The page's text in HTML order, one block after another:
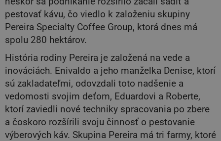
pestovať kávu, čo viedlo k založeniu skupiny
Pereira Specialty Coffee Group, ktorá dnes má
spolu 280 hektárov.
História rodiny Pereira je založená na vede a
inováciách. Enivaldo a jeho manželka Denise, ktorí
sú zakladateľmi, odovzdali toto nadšenie a
vedomosti svojim deťom, Eduardovi a Roberte,
ktorí zaviedli nové techniky spracovania po zbere
a čoskoro rozšírili svoju činnosť o pestovanie
výberových káv. Skupina Pereira má tri farmy, ktoré